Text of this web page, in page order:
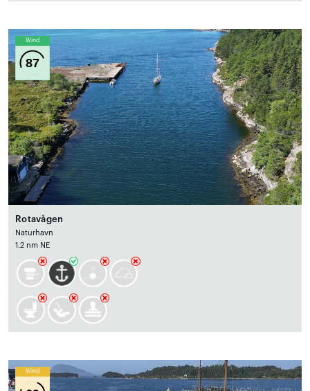
Wind
87
Rotavågen
Naturhavn
1.2 nm NE
Wind